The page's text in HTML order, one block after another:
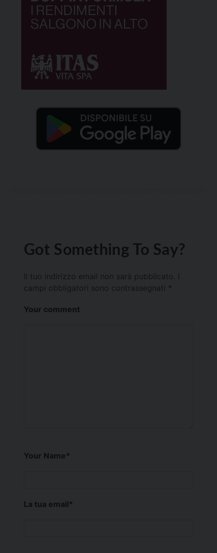
Got Something To Say?
Il tuo indirizzo email non sarà pubblicato.
campi obbligatori sono contrassegnati *
Your comment
Your Name*
La tua email*